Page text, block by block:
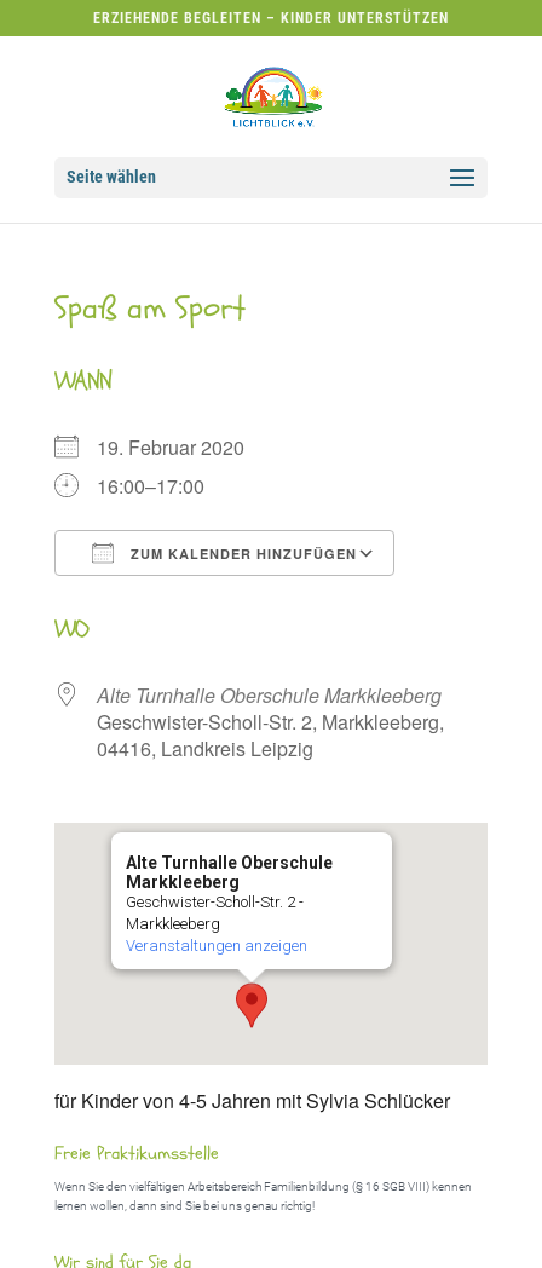
ERZIEHENDE BEGLEITEN – KINDER UNTERSTÜTZEN
Seite wählen
Spaß am Sport
WANN
19. Februar 2020
16:00–17:00
ZUM KALENDER HINZUFÜGEN
WO
Alte Turnhalle Oberschule Markkleeberg
Geschwister-Scholl-Str. 2, Markkleeberg,
04416, Landkreis Leipzig
Alte Turnhalle Oberschule
Markkleeberg
Geschwister-Scholl-Str. 2 -
Markkleeberg
Veranstaltungen anzeigen
für Kinder von 4-5 Jahren mit Sylvia Schlücker
Freie Praktikumsstelle
Wenn Sie den vielfältigen Arbeitsbereich Familienbildung (§ 16 SGB VIII) kennen
lernen wollen, dann sind Sie bei uns genau richtig!
Wir sind für Sie da